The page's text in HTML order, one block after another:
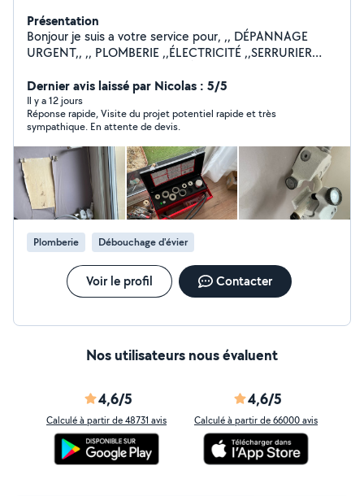
Présentation
Bonjour je suis a votre service pour, ,, DÉPANNAGE
URGENT,, ,, PLOMBERIE ,,ÉLECTRICITÉ ,,SERRURIER
,,POSE DE PARQUET ,,MONTAGE DES MEUBLES EN KIT
,,POSE DE CUISINE ,,CARRELAGE ,,MAÇONNERIE
,,POSE VELUX ,,POSE PORTE ET FENÊTRE INTÉRIEUR
EXTÉRIEUR ,,DÉPANNAGE EN TOUT PROBLÈME
,,DÉMOLITION / Enlèvement gravats ,,TOUT CORPS DE
MÉTIER Tout les jours 7j/7 jours férié également
Horaires : 08:00 - 22:00 Au plaisir je vous rendrai
service
Dernier avis laissé par Nicolas : 5/5
Il y a 12 jours
Réponse rapide, Visite du projet potentiel rapide et très
sympathique. En attente de devis.
Plomberie Débouchage d'évier
Voir le profil Contacter
Nos utilisateurs nous évaluent
4,6/5
Calculé à partir de 48731 avis
4,6/5
Calculé à partir de 66000 avis